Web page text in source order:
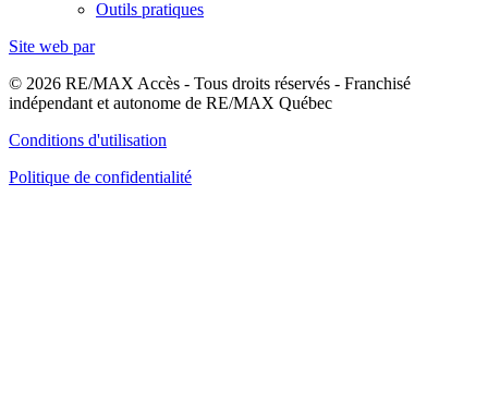
Outils pratiques
Site web par
© 2026 RE/MAX Accès - Tous droits réservés - Franchisé
indépendant et autonome de RE/MAX Québec
Conditions d'utilisation
Politique de confidentialité